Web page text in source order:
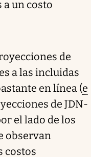
a un costo
de
a las incluidas
en línea (e
de JDN-
el lado de los
observan
costos